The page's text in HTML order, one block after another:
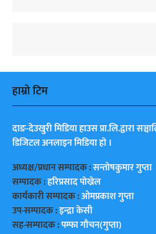
हाम्राे टिम
दाङ-देउखुरी मिडिया हाउस प्रा.लि.द्वारा
डिजिटल अनलाइन मिडिया हाे ।
अध्यक्ष/प्रधान सम्पादक :सन्ताेषकुमार गुप्ता
सम्पादक :हरिप्रसाद पाेख्रेल
कार्यकारी सम्पादक :ओमप्रकाश गुप्ता
उप-सम्पादक :इन्द्रा केसी
सह-सम्पादक :पम्फा गाैचन(गुप्ता)